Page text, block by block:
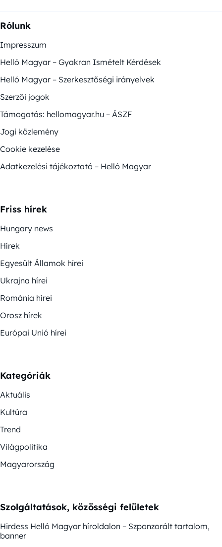
Rólunk
Impresszum
Helló Magyar – Gyakran Ismételt Kérdések
Helló Magyar – Szerkesztőségi irányelvek
Szerzői jogok
Támogatás: hellomagyar.hu – ÁSZF
Jogi közlemény
Cookie kezelése
Adatkezelési tájékoztató – Helló Magyar
Friss hírek
Hungary news
Hírek
Egyesült Államok hírei
Ukrajna hírei
Románia hírei
Orosz hírek
Európai Unió hírei
Kategóriák
Aktuális
Kultúra
Trend
Világpolitika
Magyarország
Szolgáltatások, közösségi felületek
Hirdess Helló Magyar híroldalon – Szponzorált tartalom,
banner